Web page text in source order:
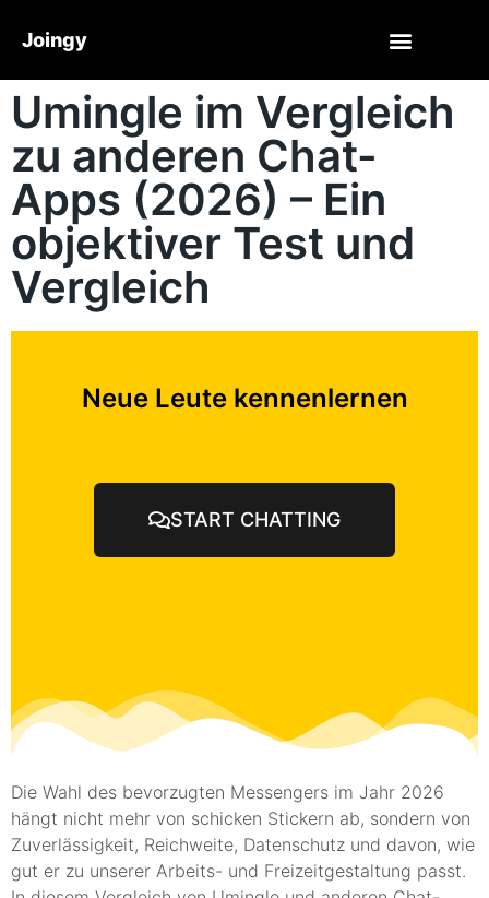
Joingy
Umingle im Vergleich
zu anderen Chat-
Apps (2026) – Ein
objektiver Test und
Vergleich
Neue Leute kennenlernen
START CHATTING
Die Wahl des bevorzugten Messengers im Jahr 2026
hängt nicht mehr von schicken Stickern ab, sondern von
Zuverlässigkeit, Reichweite, Datenschutz und davon, wie
gut er zu unserer Arbeits- und Freizeitgestaltung passt.